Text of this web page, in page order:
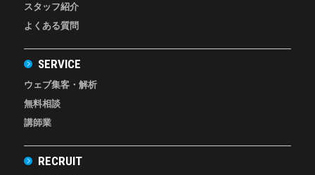
スタッフ紹介
よくある質問
SERVICE
ウェブ集客・解析
無料相談
講師業
RECRUIT